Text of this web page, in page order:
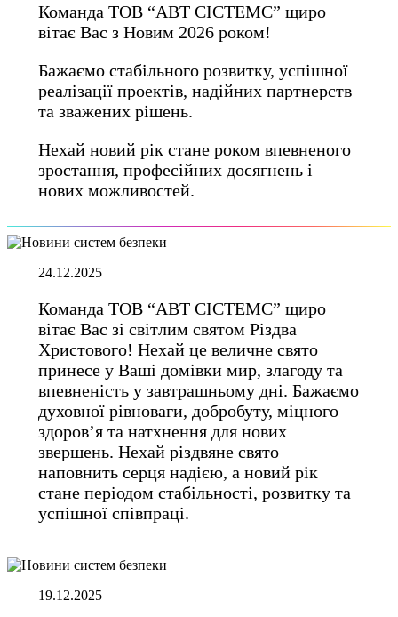
Команда ТОВ “АВТ СІСТЕМС” щиро
вітає Вас з Новим 2026 роком!
Бажаємо стабільного розвитку, успішної
реалізації проектів, надійних партнерств
та зважених рішень.
Нехай новий рік стане роком впевненого
зростання, професійних досягнень і
нових можливостей.
24.12.2025
Команда ТОВ “АВТ СІСТЕМС” щиро
вітає Вас зі світлим святом Різдва
Христового! Нехай це величне свято
принесе у Ваші домівки мир, злагоду та
впевненість у завтрашньому дні. Бажаємо
духовної рівноваги, добробуту, міцного
здоров’я та натхнення для нових
звершень. Нехай різдвяне свято
наповнить серця надією, а новий рік
стане періодом стабільності, розвитку та
успішної співпраці.
19.12.2025